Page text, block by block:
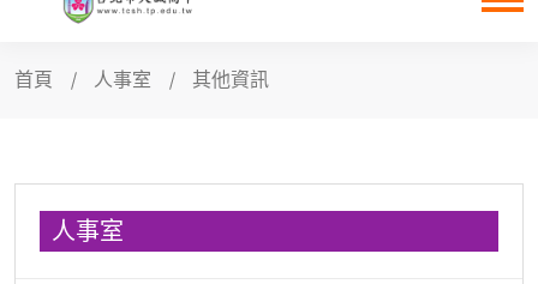
首頁 人事室 其他資訊
人事室